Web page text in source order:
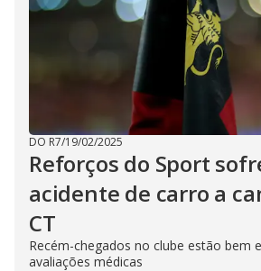
DO R7/19/02/2025
Reforços do Sport
acidente de carro a
CT
Recém-chegados no clube estão bem
avaliações médicas